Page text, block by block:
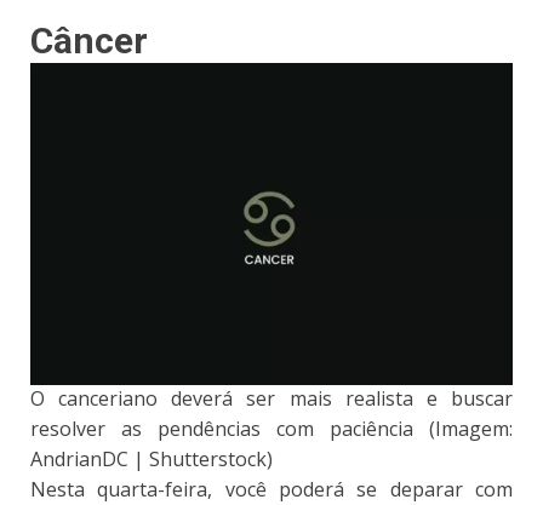
Câncer
O canceriano deverá ser mais realista e buscar
resolver as pendências com paciência (Imagem:
AndrianDC | Shutterstock)
Nesta quarta-feira, você poderá se deparar com